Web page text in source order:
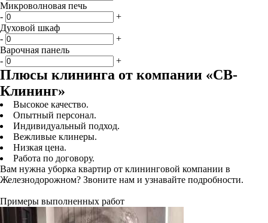
Микроволновая печь
-
+
Духовой шкаф
-
+
Варочная панель
-
+
Плюсы клининга от компании «СВ-
Клининг»
Высокое качество.
Опытный персонал.
Индивидуальный подход.
Вежливые клинеры.
Низкая цена.
Работа по договору.
Вам нужна уборка квартир от клининговой компании в
Железнодорожном? Звоните нам и узнавайте подробности.
Примеры выполненных работ